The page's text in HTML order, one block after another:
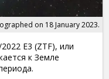
on 18 January 2023.
E3 (ZTF), или
к Земле